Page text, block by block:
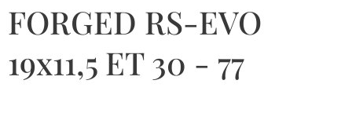
FORGED RS-EVO
19x11,5 ET 30 - 77